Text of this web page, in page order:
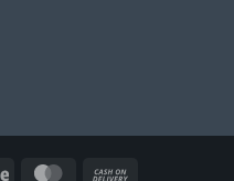
Bande MasterCard